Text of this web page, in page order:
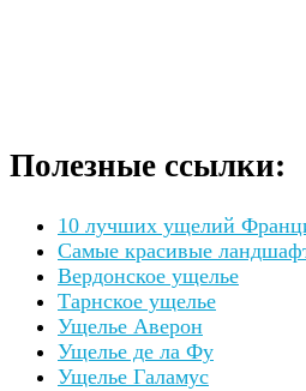
Полезные ссылки:
10 лучших ущелий
Самые красивые
Вердонское ущелье
Тарнское ущелье
Ущелье Аверон
Ущелье де ла Фу
Ущелье Галамус